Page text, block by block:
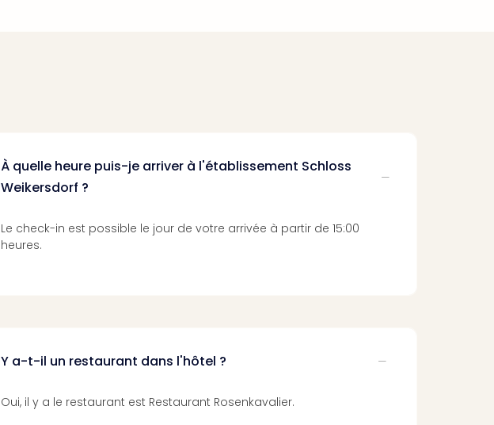
À quelle heure puis-je arriver à l'établissement Schloss
Weikersdorf ?
Le check-in est possible le jour de votre arrivée à partir de 15:00
heures.
Y a-t-il un restaurant dans l'hôtel ?
Oui, il y a le restaurant est Restaurant Rosenkavalier.